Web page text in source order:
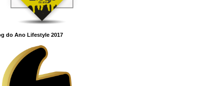
do Ano Lifestyle 2017